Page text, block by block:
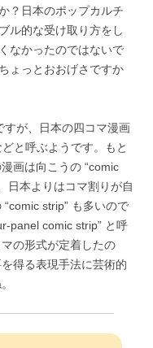
？日本のポップカルチ
ル的な受け取り方をし
なかったのではないで
ょっとおおげさですか
すが、日本の四コマ漫画
と呼ぶようです。もと
画は向こうの “comic
日本よりはコマ割りが自
strip” も多いので
panel comic strip” と呼
の形式が定着したの
得る表現手法に芸術的